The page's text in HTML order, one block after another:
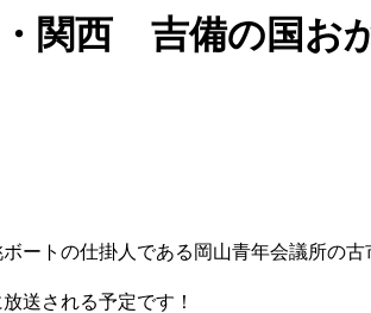
関西 吉備の国お
ートの仕掛人である岡山青年会議所
送される予定です！